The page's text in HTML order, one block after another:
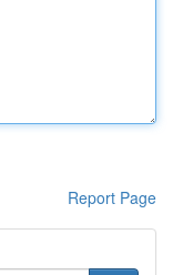
Report Page